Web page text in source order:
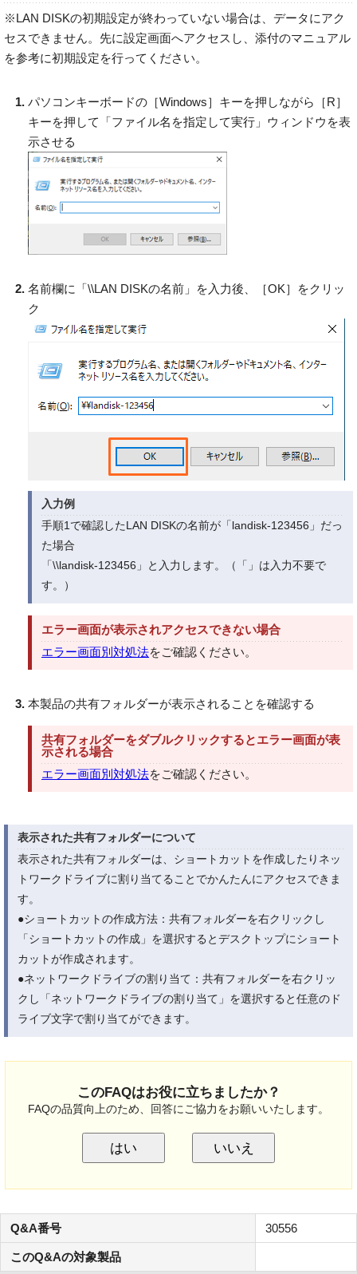
※LAN DISKの初期設定が終わっていない場合は、データにアク
セスできません。先に設定画面へアクセスし、添付のマニュアル
を参考に初期設定を行ってください。
パソコンキーボードの［Windows］キーを押しながら［R］
キーを押して「ファイル名を指定して実行」ウィンドウを表
示させる
名前欄に「\\LAN DISKの名前」を入力後、［OK］をクリッ
ク
入力例
手順1で確認したLAN DISKの名前が「landisk-123456」だっ
た場合
「\\landisk-123456」と入力します。（「」は入力不要で
す。）
エラー画面が表示されアクセスできない場合
エラー画面別対処法をご確認ください。
本製品の共有フォルダーが表示されることを確認する
共有フォルダーをダブルクリックするとエラー画面が表
示される場合
エラー画面別対処法をご確認ください。
表示された共有フォルダーについて
表示された共有フォルダーは、ショートカットを作成したりネッ
トワークドライブに割り当てることでかんたんにアクセスできま
す。
●ショートカットの作成方法：共有フォルダーを右クリックし
「ショートカットの作成」を選択するとデスクトップにショート
カットが作成されます。
●ネットワークドライブの割り当て：共有フォルダーを右クリッ
クし「ネットワークドライブの割り当て」を選択すると任意のド
ライブ文字で割り当てができます。
このFAQはお役に立ちましたか？
FAQの品質向上のため、回答にご協力をお願いいたします。
はい いいえ
Q&A番号 30556
このQ&Aの対象製品